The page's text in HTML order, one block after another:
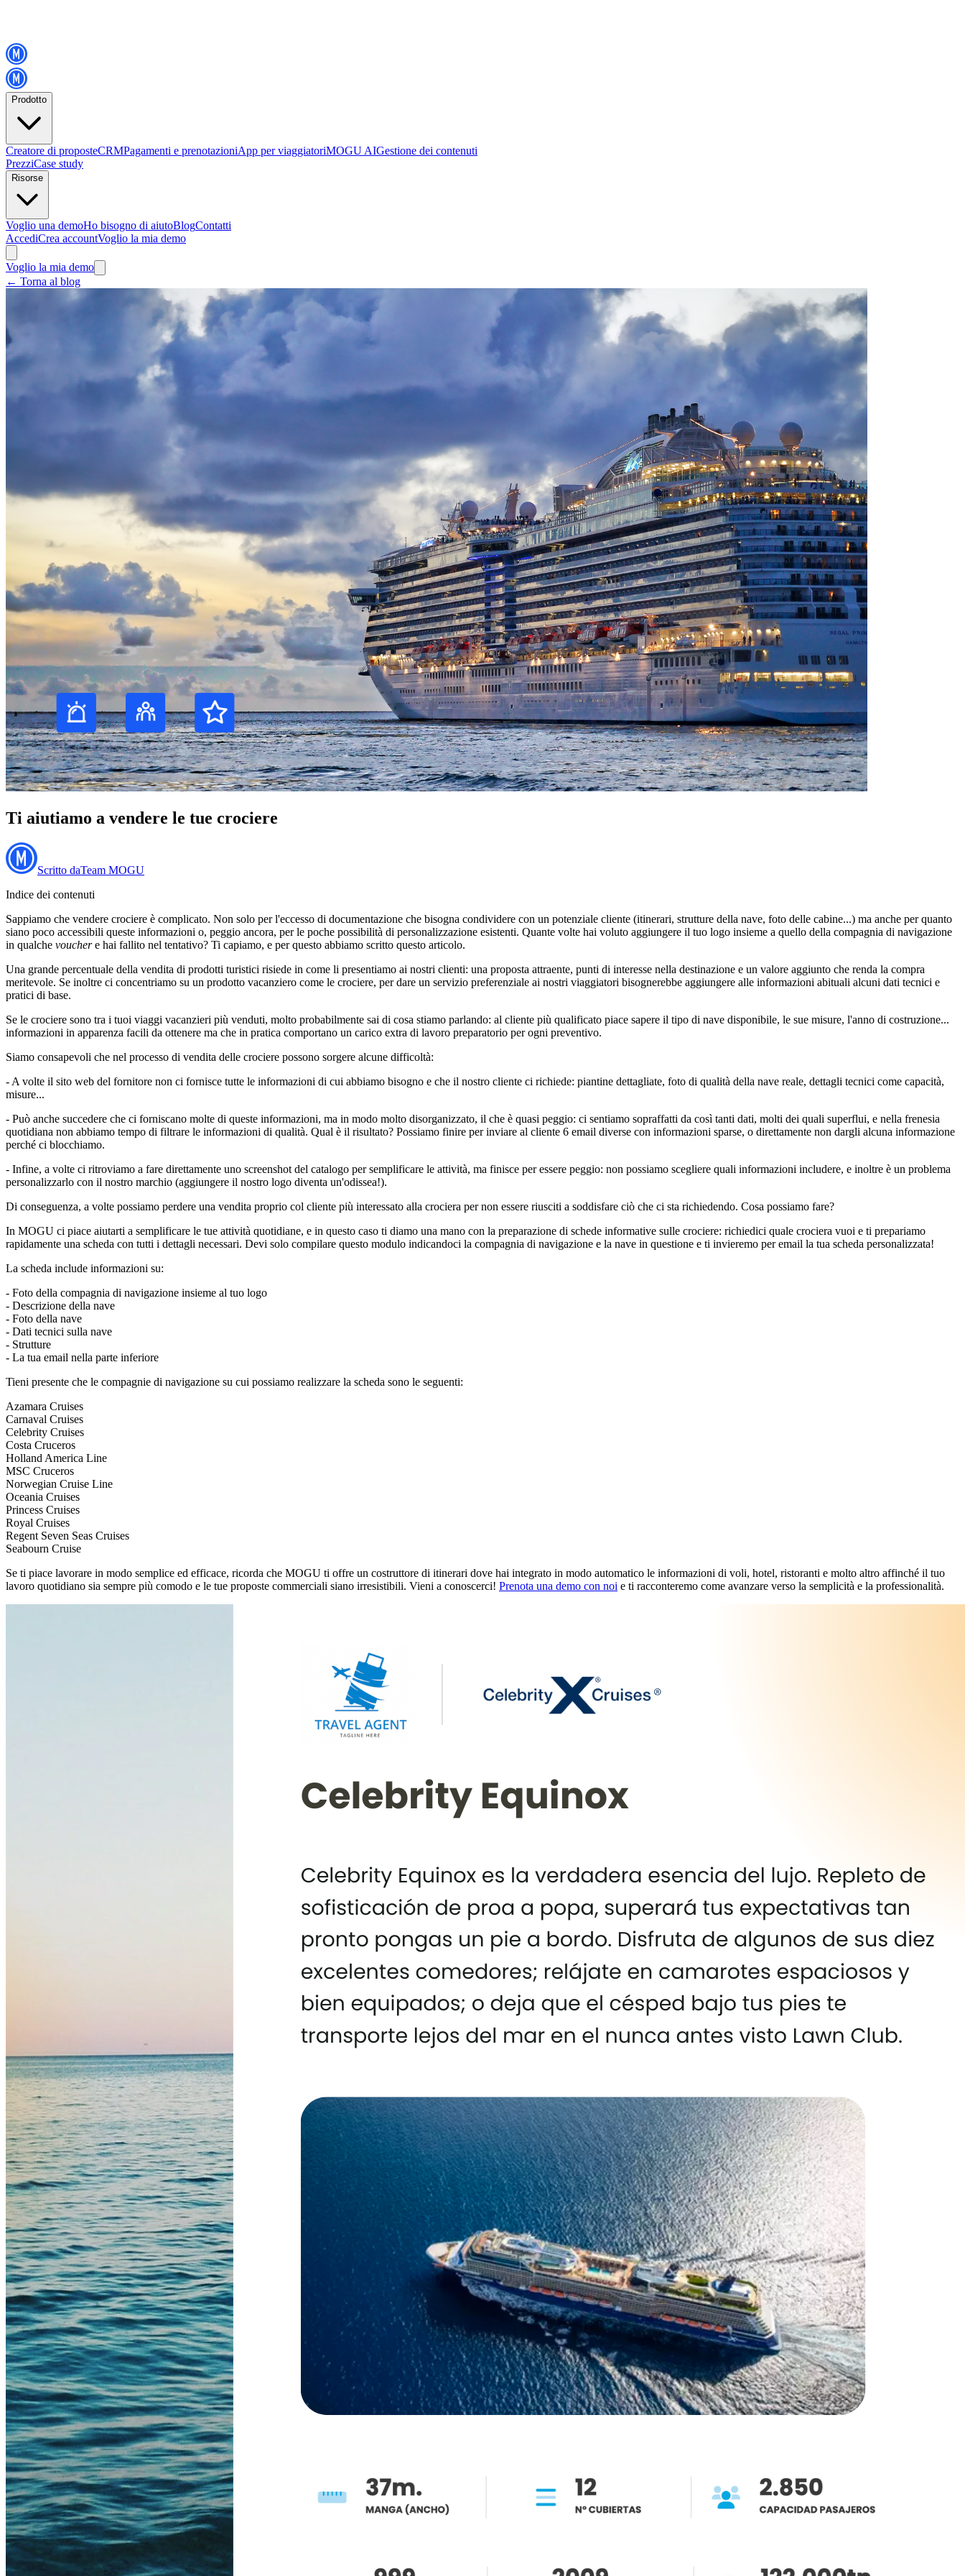
Prodotto
Creatore di proposteCRMPagamenti e prenotazioniApp per viaggiatoriMOGU AIGestione dei contenuti
PrezziCase study
Risorse
Voglio una demoHo bisogno di aiutoBlogContatti
AccediCrea accountVoglio la mia demo
Voglio la mia demo
← Torna al blog
Ti aiutiamo a vendere le tue crociere
Scritto daTeam MOGU
Indice dei contenuti
Sappiamo che vendere crociere è complicato. Non solo per l'eccesso di documentazione che bisogna condividere con un potenziale cliente (itinerari, strutture della nave, foto delle cabine...) ma anche per quanto
siano poco accessibili queste informazioni o, peggio ancora, per le poche possibilità di personalizzazione esistenti. Quante volte hai voluto aggiungere il tuo logo insieme a quello della compagnia di navigazione
in qualche vouchere hai fallito nel tentativo? Ti capiamo, e per questo abbiamo scritto questo articolo.
Una grande percentuale della vendita di prodotti turistici risiede in come li presentiamo ai nostri clienti: una proposta attraente, punti di interesse nella destinazione e un valore aggiunto che renda la compra
meritevole. Se inoltre ci concentriamo su un prodotto vacanziero come le crociere, per dare un servizio preferenziale ai nostri viaggiatori bisognerebbe aggiungere alle informazioni abituali alcuni dati tecnici e
pratici di base.
Se le crociere sono tra i tuoi viaggi vacanzieri più venduti, molto probabilmente sai di cosa stiamo parlando: al cliente più qualificato piace sapere il tipo di nave disponibile, le sue misure, l'anno di costruzione...
informazioni in apparenza facili da ottenere ma che in pratica comportano un carico extra di lavoro preparatorio per ogni preventivo.
Siamo consapevoli che nel processo di vendita delle crociere possono sorgere alcune difficoltà:
- A volte il sito web del fornitore non ci fornisce tutte le informazioni di cui abbiamo bisogno e che il nostro cliente ci richiede: piantine dettagliate, foto di qualità della nave reale, dettagli tecnici come capacità,
misure...
- Può anche succedere che ci forniscano molte di queste informazioni, ma in modo molto disorganizzato, il che è quasi peggio: ci sentiamo sopraffatti da così tanti dati, molti dei quali superflui, e nella frenesia
quotidiana non abbiamo tempo di filtrare le informazioni di qualità. Qual è il risultato? Possiamo finire per inviare al cliente 6 email diverse con informazioni sparse, o direttamente non dargli alcuna informazione
perché ci blocchiamo.
- Infine, a volte ci ritroviamo a fare direttamente uno screenshot del catalogo per semplificare le attività, ma finisce per essere peggio: non possiamo scegliere quali informazioni includere, e inoltre è un problema
personalizzarlo con il nostro marchio (aggiungere il nostro logo diventa un'odissea!).
Di conseguenza, a volte possiamo perdere una vendita proprio col cliente più interessato alla crociera per non essere riusciti a soddisfare ciò che ci sta richiedendo. Cosa possiamo fare?
In MOGU ci piace aiutarti a semplificare le tue attività quotidiane, e in questo caso ti diamo una mano con la preparazione di schede informative sulle crociere: richiedici quale crociera vuoi e ti prepariamo
rapidamente una scheda con tutti i dettagli necessari. Devi solo compilare questo modulo indicandoci la compagnia di navigazione e la nave in questione e ti invieremo per email la tua scheda personalizzata!
La scheda include informazioni su:
- Foto della compagnia di navigazione insieme al tuo logo
- Descrizione della nave
- Foto della nave
- Dati tecnici sulla nave
- Strutture
- La tua email nella parte inferiore
Tieni presente che le compagnie di navigazione su cui possiamo realizzare la scheda sono le seguenti:
Azamara Cruises
Carnaval Cruises
Celebrity Cruises
Costa Cruceros
Holland America Line
MSC Cruceros
Norwegian Cruise Line
Oceania Cruises
Princess Cruises
Royal Cruises
Regent Seven Seas Cruises
Seabourn Cruise
Se ti piace lavorare in modo semplice ed efficace, ricorda che MOGU ti offre un costruttore di itinerari dove hai integrato in modo automatico le informazioni di voli, hotel, ristoranti e molto altro affinché il tuo
lavoro quotidiano sia sempre più comodo e le tue proposte commerciali siano irresistibili. Vieni a conoscerci! Prenota una demo con noi e ti racconteremo come avanzare verso la semplicità e la professionalità.